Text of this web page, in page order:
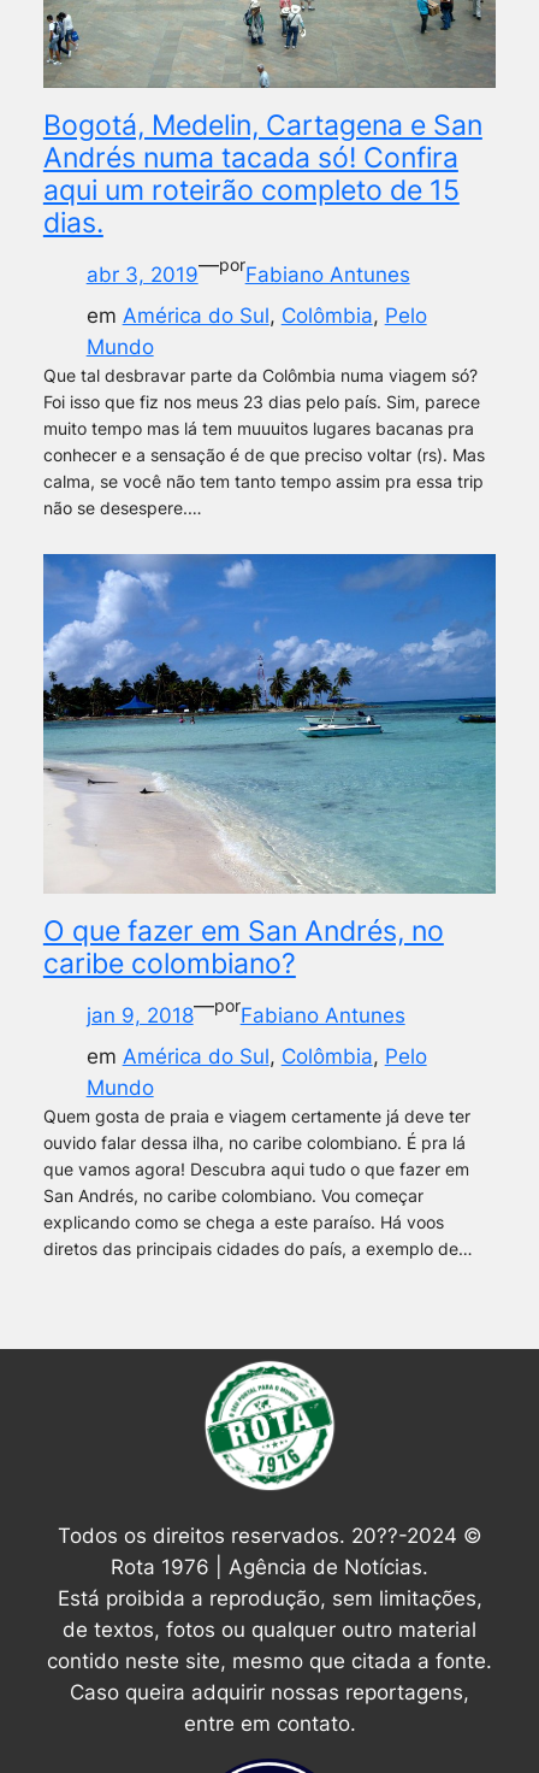
Bogotá, Medelin, Cartagena e San
Andrés numa tacada só! Confira
aqui um roteirão completo de 15
dias.
abr 3, 2019—porFabiano Antunes
em América do Sul, Colômbia, Pelo
Mundo
Que tal desbravar parte da Colômbia numa viagem só?
Foi isso que fiz nos meus 23 dias pelo país. Sim, parece
muito tempo mas lá tem muuuitos lugares bacanas pra
conhecer e a sensação é de que preciso voltar (rs). Mas
calma, se você não tem tanto tempo assim pra essa trip
não se desespere.…
O que fazer em San Andrés, no
caribe colombiano?
jan 9, 2018—porFabiano Antunes
em América do Sul, Colômbia, Pelo
Mundo
Quem gosta de praia e viagem certamente já deve ter
ouvido falar dessa ilha, no caribe colombiano. É pra lá
que vamos agora! Descubra aqui tudo o que fazer em
San Andrés, no caribe colombiano. Vou começar
explicando como se chega a este paraíso. Há voos
diretos das principais cidades do país, a exemplo de…
Todos os direitos reservados. 20??-2024 ©
Rota 1976 | Agência de Notícias.
Está proibida a reprodução, sem limitações,
de textos, fotos ou qualquer outro material
contido neste site, mesmo que citada a fonte.
Caso queira adquirir nossas reportagens,
entre em contato.